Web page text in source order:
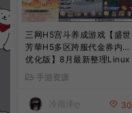
三网H5宫斗养成游戏【盛世
芳華H5多区跨服代金券内购
优化版】8月最新整理Linux
手工服务端+CDK授权后台
+全资源安卓+详细搭建教程
+视频教程
手游资源
冷雨泽ღ 30